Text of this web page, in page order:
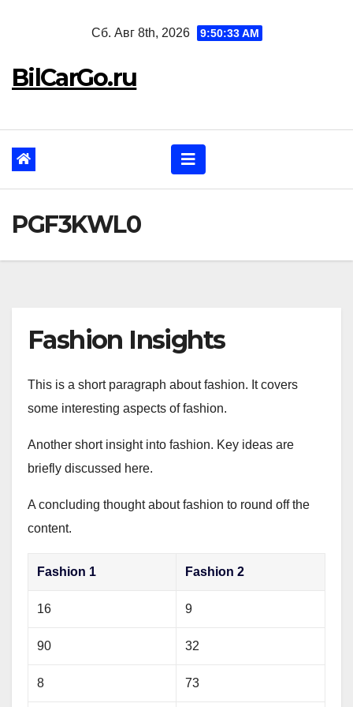
Сб. Авг 8th, 2026 9:50:34 AM
BilCarGo.ru
PGF3KWL0
Fashion Insights
This is a short paragraph about fashion. It covers
some interesting aspects of fashion.
Another short insight into fashion. Key ideas are
briefly discussed here.
A concluding thought about fashion to round off the
content.
Fashion 1 Fashion 2
16 9
90 32
8 73